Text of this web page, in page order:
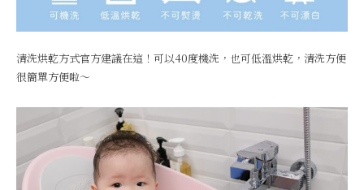
清洗烘乾方式官方建議在這！可以40度機洗，也可低溫烘乾，清洗方便
很簡單方便啦～